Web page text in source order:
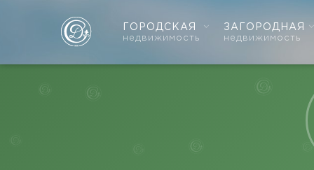
ГОРОДСКАЯ
недвижимость
ЗАГОРОДНАЯ
недвижимость